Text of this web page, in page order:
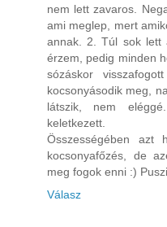
nem lett zavaros.
ami meglep, mert
annak. 2. Túl sok lett
érzem, pedig minden
sózáskor
kocsonyásodik meg,
látszik, nem
keletkezett.
Összességében
kocsonyafőzés, de
meg fogok enni :)
Válasz